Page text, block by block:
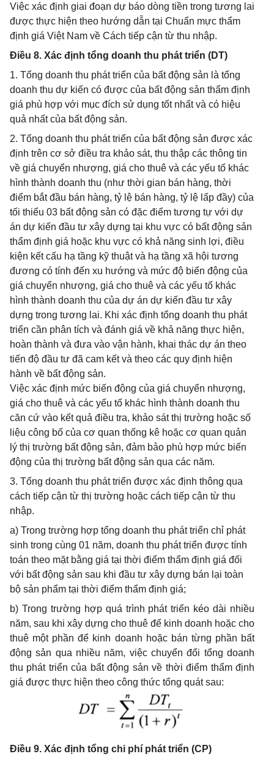
Việc xác định giai đoạn dự báo dòng tiền trong tương lai
được thực hiện theo hướng dẫn tại Chuẩn mực thẩm
định giá Việt Nam về Cách tiếp cận từ thu nhập.
Điều 8. Xác định tổng doanh thu phát triển (DT)
1. Tổng doanh thu phát triển của bất động sản là tổng
doanh thu dự kiến có được của bất động sản thẩm định
giá phù hợp với mục đích sử dụng tốt nhất và có hiệu
quả nhất của bất động sản.
2. Tổng doanh thu phát triển của bất động sản được xác
định trên cơ sở điều tra khảo sát, thu thập các thông tin
về giá chuyển nhượng, giá cho thuê và các yếu tố khác
hình thành doanh thu (như thời gian bán hàng, thời
điểm bắt đầu bán hàng, tỷ lệ bán hàng, tỷ lệ lấp đầy) của
tối thiểu 03 bất động sản có đặc điểm tương tự với dự
án dự kiến đầu tư xây dựng tại khu vực có bất động sản
thẩm định giá hoặc khu vực có khả năng sinh lợi, điều
kiện kết cấu hạ tầng kỹ thuật và hạ tầng xã hội tương
đương có tính đến xu hướng và mức độ biến động của
giá chuyển nhượng, giá cho thuê và các yếu tố khác
hình thành doanh thu của dự án dự kiến đầu tư xây
dựng trong tương lai. Khi xác định tổng doanh thu phát
triển cần phân tích và đánh giá về khả năng thực hiện,
hoàn thành và đưa vào vận hành, khai thác dự án theo
tiến độ đầu tư đã cam kết và theo các quy định hiện
hành về bất động sản.
Việc xác định mức biến động của giá chuyển nhượng,
giá cho thuê và các yếu tố khác hình thành doanh thu
căn cứ vào kết quả điều tra, khảo sát thị trường hoặc số
liệu công bố của cơ quan thống kê hoặc cơ quan quản
lý thị trường bất động sản, đảm bảo phù hợp mức biến
động của thị trường bất động sản qua các năm.
3. Tổng doanh thu phát triển được xác định thông qua
cách tiếp cận từ thị trường hoặc cách tiếp cận từ thu
nhập.
a) Trong trường hợp tổng doanh thu phát triển chỉ phát
sinh trong cùng 01 năm, doanh thu phát triển được tính
toán theo mặt bằng giá tại thời điểm thẩm định giá đối
với bất động sản sau khi đầu tư xây dựng bán lại toàn
bộ sản phẩm tại thời điểm thẩm định giá;
b) Trong trường hợp quá trình phát triển kéo dài nhiều
năm, sau khi xây dựng cho thuê để kinh doanh hoặc cho
thuê một phầnđể kinh doanh hoặc bán từng phần bất
động sản qua nhiều năm, việc chuyểnđổi tổng doanh
thu phát triển của bất động sản về thời điểm thẩm định
giá được thực hiện theo công thức tổng quát sau:
Điều 9. Xác định tổng chi phí phát triển (CP)